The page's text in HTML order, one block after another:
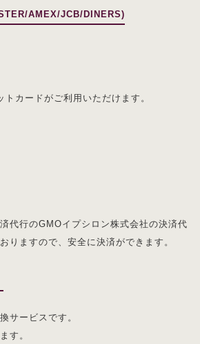
AMEX/JCB/DINERS)
カードがご利用いただけます。
代行のGMOイプシロン株式会社の決済代
りますので、安全に決済ができます。
サービスです。
す。